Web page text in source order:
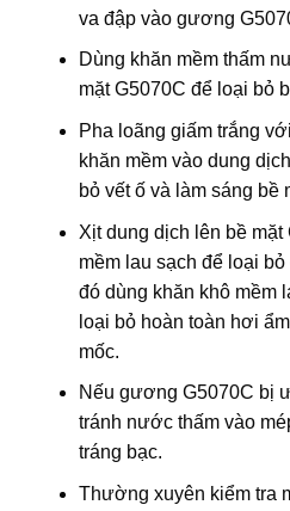
va đập vào gương
Dùng khăn mềm thấm
mặt G5070C để loại bỏ
Pha loãng giấm trắng
khăn mềm vào dung
bỏ vết ố và làm sáng bề
Xịt dung dịch lên bề
mềm lau sạch để loại
đó dùng khăn khô mềm
loại bỏ hoàn toàn hơi
mốc.
Nếu gương G5070C bị
tránh nước thấm vào
tráng bạc.
Thường xuyên kiểm tra